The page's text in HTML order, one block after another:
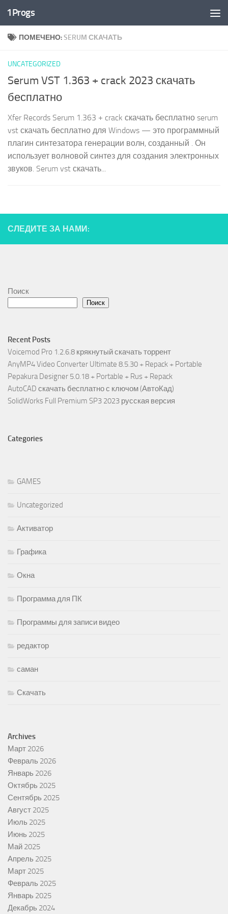
Перейти к содержимому
1Progs
ПОМЕЧЕНО:SERUM СКАЧАТЬ
UNCATEGORIZED
Serum VST 1.363 + crack 2023 скачать
бесплатно
Xfer Records Serum 1.363 + crack скачать бесплатно serum
vst скачать бесплатно для Windows — это программный
плагин синтезатора генерации волн, созданный . Он
использует волновой синтез для создания электронных
звуков. Serum vst скачать...
СЛЕДИТЕ ЗА НАМИ:
Поиск
Поиск
Recent Posts
Voicemod Pro 1.2.6.8 крякнутый скачать торрент
AnyMP4 Video Converter Ultimate 8.5.30 + Repack + Portable
Pepakura Designer 5.0.18 + Portable + Rus + Repack
AutoCAD скачать бесплатно с ключом (АвтоКад)
SolidWorks Full Premium SP3 2023 русская версия
Categories
GAMES
Uncategorized
Активатор
Графика
Окна
Программа для ПК
Программы для записи видео
редактор
саман
Скачать
Archives
Март 2026
Февраль 2026
Январь 2026
Октябрь 2025
Сентябрь 2025
Август 2025
Июль 2025
Июнь 2025
Май 2025
Апрель 2025
Март 2025
Февраль 2025
Январь 2025
Декабрь 2024